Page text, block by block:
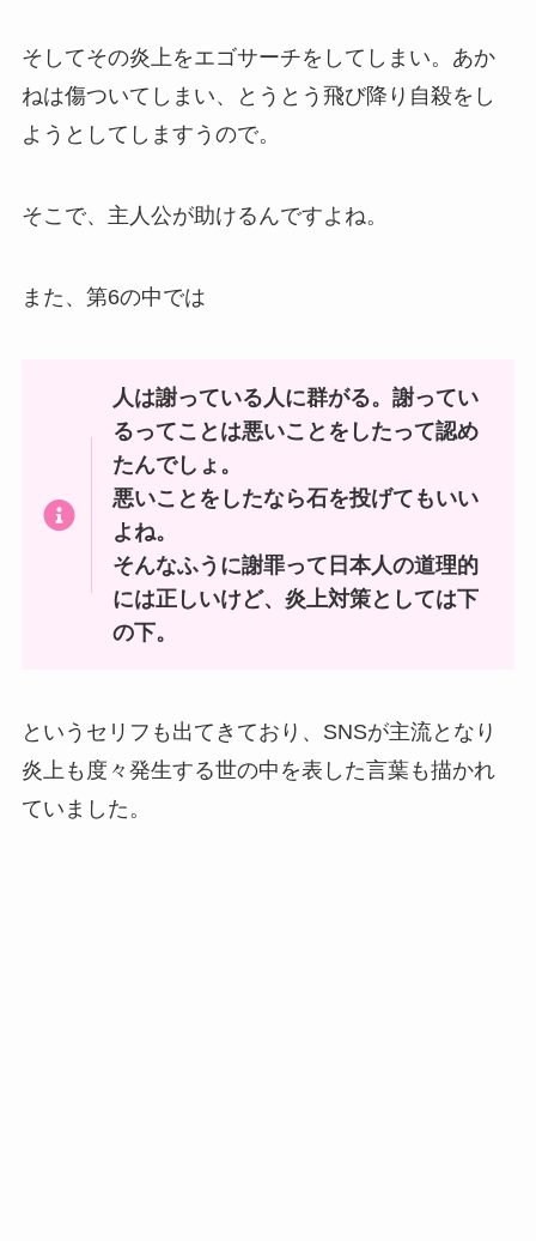
そしてその炎上をエゴサーチをしてしまい。あか
ねは傷ついてしまい、とうとう飛び降り自殺をし
ようとしてしますうので。
そこで、主人公が助けるんですよね。
また、第6の中では
人は謝っている人に群がる。謝ってい
るってことは悪いことをしたって認め
たんでしょ。
悪いことをしたなら石を投げてもいい
よね。
そんなふうに謝罪って日本人の道理的
には正しいけど、炎上対策としては下
の下。
というセリフも出てきており、SNSが主流となり
炎上も度々発生する世の中を表した言葉も描かれ
ていました。